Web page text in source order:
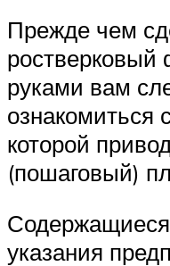
Прежде чем
руками вам
ознакомиться
которой
(пошаговый)
Содержащиеся
указания